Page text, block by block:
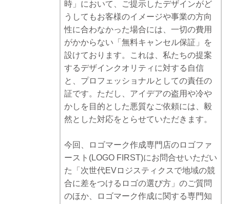
時」において、ご提示したデザインがど
うしてもお客様のイメージや事業の方向
性に合わなかった場合には、一切の費用
がかからない「無料キャンセル保証」を
設けております。これは、私たちの提案
するデザインクオリティに対する自信
と、プロフェッショナルとしての責任の
証です。ただし、アイデアの盗用や冷や
かしを目的とした悪質なご依頼には、毅
然とした対応をとらせていただきます。
今回、ロゴマーク作成専門店のロゴファ
ースト(LOGO FIRST)にお問合せいただい
た「次世代EVロジスティクスで地域の競
合に差をつけるロゴの選び方」のご質問
のほか、ロゴマーク作成に関する専門知